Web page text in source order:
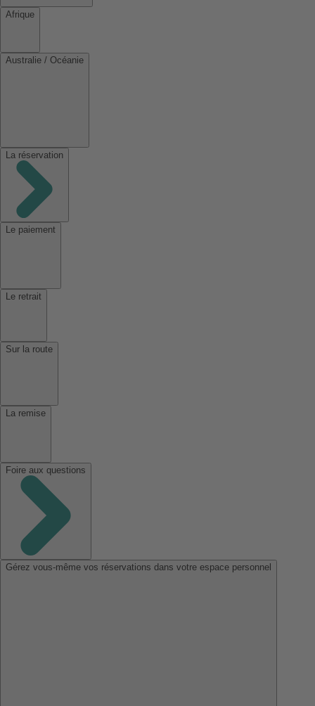
Afrique
Australie / Océanie
La réservation
Le paiement
Le retrait
Sur la route
La remise
Foire aux questions
Gérez vous-même vos réservations dans votre espace personnel